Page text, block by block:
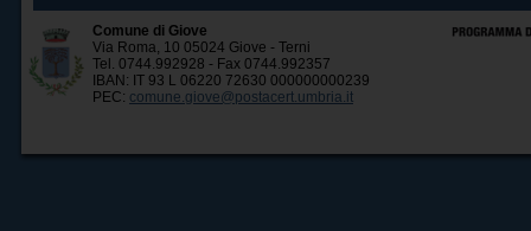
Comune di Giove
Via Roma, 10 05024 Giove - Terni
Tel. 0744.992928 - Fax 0744.992357
IBAN: IT 93 L 06220 72630 000000000239
PEC: comune.giove@postacert.umbria.it